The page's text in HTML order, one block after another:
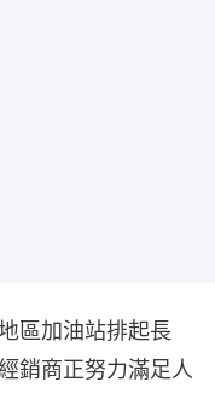
區加油站排起長
銷商正努力滿足人